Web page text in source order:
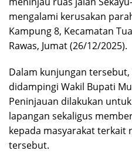
mengalami kerusakan
Kampung 8, Kecamatan
Rawas, Jumat (26/12/2025).
Dalam kunjungan
didampingi Wakil Bupati
Peninjauan dilakukan
lapangan sekaligus
kepada masyarakat terkait
tersebut.